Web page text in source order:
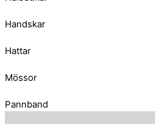
Handskar
Hattar
Mössor
Pannband